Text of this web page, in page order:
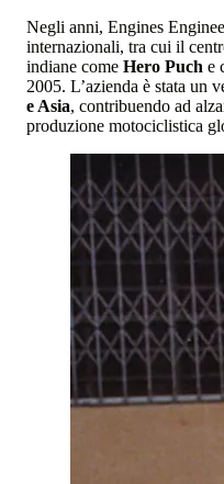
Negli anni, Engines
internazionali, tra cui il
indiane come Hero Puch e
2005. L’azienda è stata un
e Asia, contribuendo ad
produzione motociclistica